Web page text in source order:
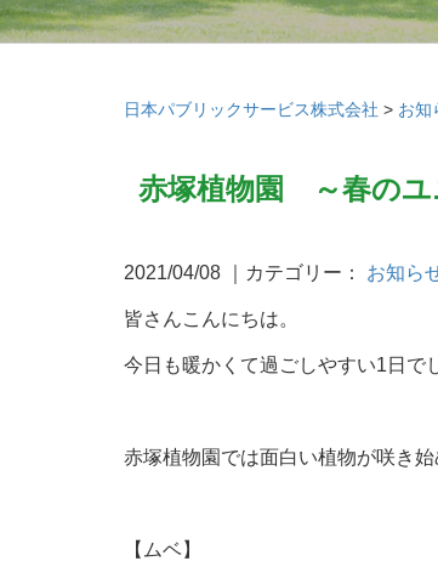
日本パブリックサービス株式会社 > お知
赤塚植物園 ～春のユ
2021/04/08 ｜カテゴリー： お知ら
皆さんこんにちは。
今日も暖かくて過ごしやすい1日で
赤塚植物園では面白い植物が咲き始
【ムベ】